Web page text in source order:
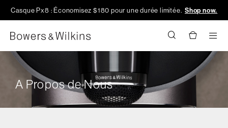
Casque Px8 : Économisez $180 pour une durée limitée. Shop now.
A Propos de Nous